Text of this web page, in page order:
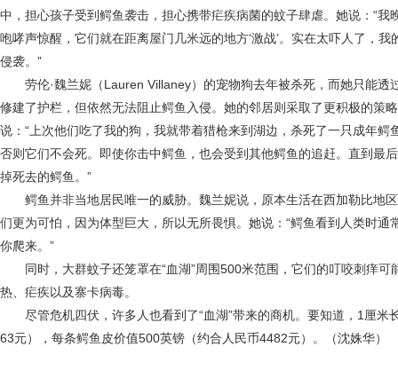
中，担心孩子受到鳄鱼袭击，担心携带疟疾病菌的蚊子肆虐。她说：“我
咆哮声惊醒，它们就在距离屋门几米远的地方‘激战’。实在太吓人了，
侵袭。”
劳伦·魏兰妮（Lauren Villaney）的宠物狗去年被杀死，而她只能透
修建了护栏，但依然无法阻止鳄鱼入侵。她的邻居则采取了更积极的策
说：“上次他们吃了我的狗，我就带着猎枪来到湖边，杀死了一只成年鳄
否则它们不会死。即使你击中鳄鱼，也会受到其他鳄鱼的追赶。直到最
掉死去的鳄鱼。”
鳄鱼并非当地居民唯一的威胁。魏兰妮说，原本生活在西加勒比地
们更为可怕，因为体型巨大，所以无所畏惧。她说：“鳄鱼看到人类时通
你爬来。”
同时，大群蚊子还笼罩在“血湖”周围500米范围，它们的叮咬刺痒可
热、疟疾以及寨卡病毒。
尽管危机四伏，许多人也看到了“血湖”带来的商机。要知道，1厘米
63元），每条鳄鱼皮价值500英镑（约合人民币4482元）。（沈姝华）